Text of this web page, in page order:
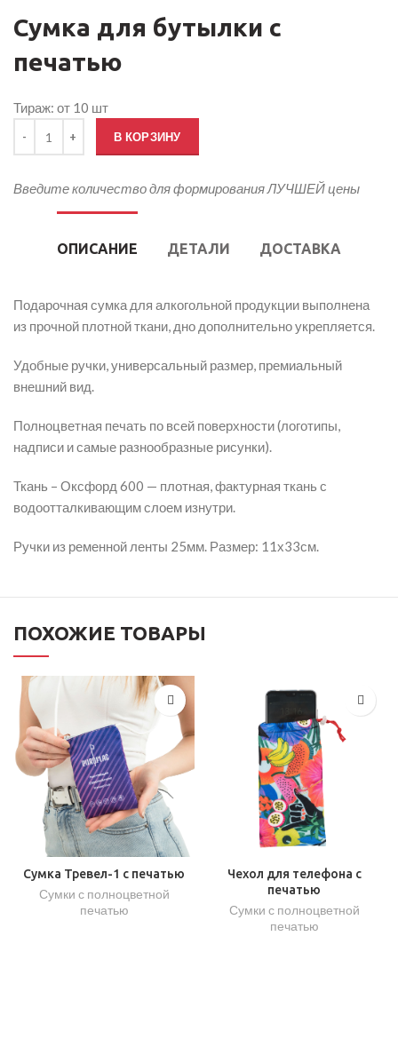
Сумка для бутылки с
печатью
Тираж: от 10 шт
В КОРЗИНУ
Введите количество для формирования ЛУЧШЕЙ цены
ОПИСАНИЕ ДЕТАЛИ ДОСТАВКА
Подарочная сумка для алкогольной продукции выполнена
из прочной плотной ткани, дно дополнительно укрепляется.
Удобные ручки, универсальный размер, премиальный
внешний вид.
Полноцветная печать по всей поверхности (логотипы,
надписи и самые разнообразные рисунки).
Ткань – Оксфорд 600 — плотная, фактурная ткань с
водоотталкивающим слоем изнутри.
Ручки из ременной ленты 25мм. Размер: 11х33см.
ПОХОЖИЕ ТОВАРЫ
Сумка Тревел-1 с печатью
Сумки с полноцветной
печатью
Чехол для телефона с
печатью
Сумки с полноцветной
печатью